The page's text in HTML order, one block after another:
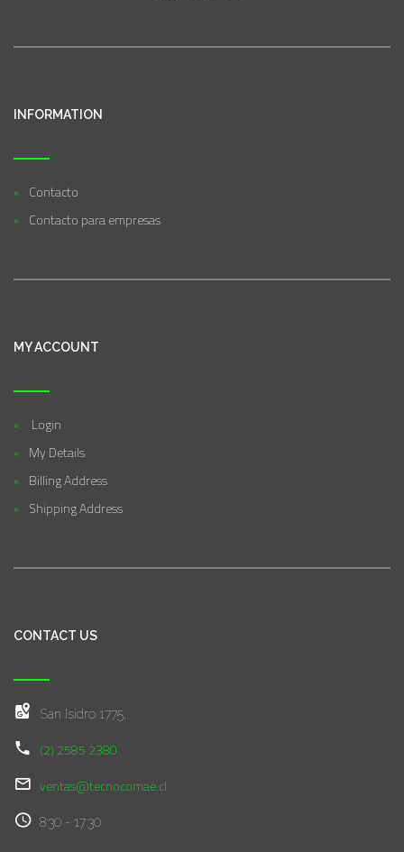
INFORMATION
Contacto
Contacto para empresas
MY ACCOUNT
Login
My Details
Billing Address
Shipping Address
CONTACT US
San Isidro 1775,
(2) 2585 2380
ventas@tecnocomae.cl
8:30 - 17:30